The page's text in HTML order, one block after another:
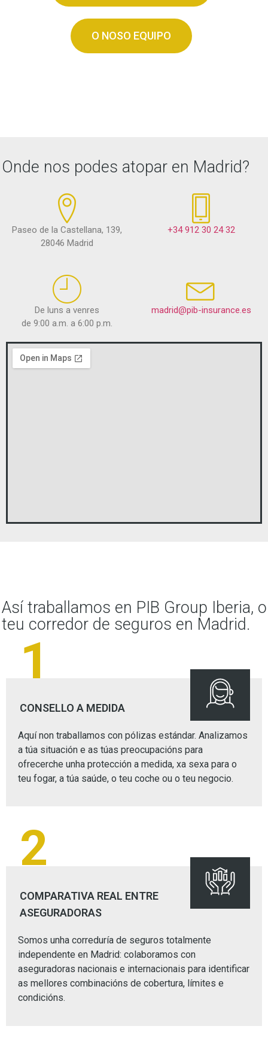
O NOSO EQUIPO
Onde nos podes atopar en Madrid?
Paseo de la Castellana, 139,
28046 Madrid
+34 912 30 24 32
De luns a venres
de 9:00 a.m. a 6:00 p.m.
madrid@pib-insurance.es
Así traballamos en PIB Group Iberia, o
teu corredor de seguros en Madrid.
1
CONSELLO A MEDIDA
Aquí non traballamos con pólizas estándar. Analizamos
a túa situación e as túas preocupacións para
ofrecerche unha protección a medida, xa sexa para o
teu fogar, a túa saúde, o teu coche ou o teu negocio.
2
COMPARATIVA REAL ENTRE
ASEGURADORAS
Somos unha correduría de seguros totalmente
independente en Madrid: colaboramos con
aseguradoras nacionais e internacionais para identificar
as mellores combinacións de cobertura, límites e
condicións.